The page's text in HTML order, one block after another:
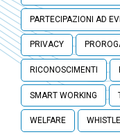
PARTECIPAZIONI AD
PRIVACY
RICONOSCIMENTI
SMART WORKING
WELFARE